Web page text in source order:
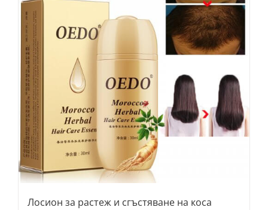
Лосион за растеж и сгъстяване на коса